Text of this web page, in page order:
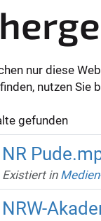
nur diese
nutzen Sie
gefunden
NR
Existiert in
NRW-